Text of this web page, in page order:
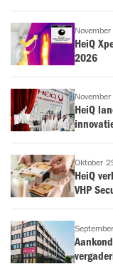
HeiQ
2026
HeiQ
Oktober
HeiQ
VHP